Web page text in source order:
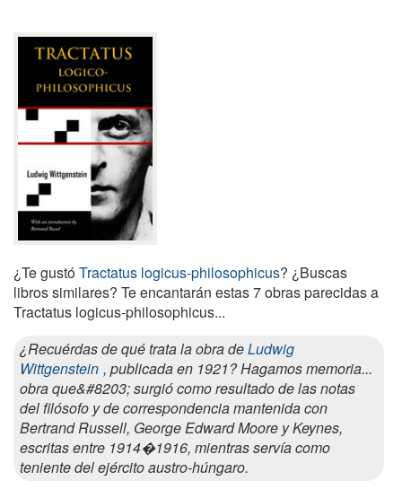
¿Te gustóTractatus logicus-philosophicus? ¿Buscas
libros similares? Te encantarán estas 7 obras parecidas a
Tractatus logicus-philosophicus...
¿Recuérdas de qué trata la obra deLudwig
Wittgenstein , publicada en 1921? Hagamos memoria...
obra que&#8203; surgió como resultado de las notas
del filósofo y de correspondencia mantenida con
Bertrand Russell, George Edward Moore y Keynes,
escritas entre 1914�1916, mientras servía como
teniente del ejército austro-húngaro.